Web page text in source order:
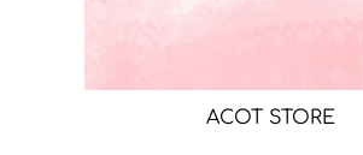
ACOT STORE